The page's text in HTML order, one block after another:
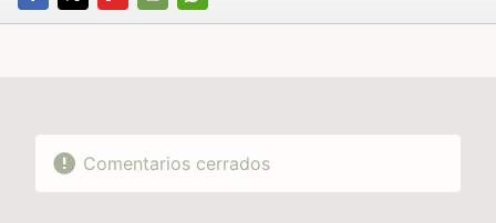
FACEBOOK
TWITTERFLIPBOARD
E-
WHATSAPP
Comentarios cerrados